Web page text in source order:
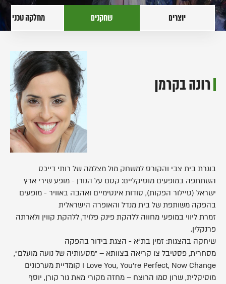
יוצרים שחקנים מחלקה טכנית
רונה בקרמן
בוגרת בית צבי והקורס למשחק מול מצלמה של רותי דייכס
השתתפה במופעים מוסיקליים: קסם על הגורן - מופע שירי ארץ
ישראל (טיילור הפקות), סודות אינטימיים ואהבה באוויר - מופעים
בהפקה משותפת של בית מנדל והאופרה הישראלית
זמרת ליווי במופעי מחווה ללהקת פינק פלויד, ללהקת קווין ולארתה
פרנקלין.
שיחקה בהצגות: זמין בת"א - הצגת בידור בהפקה
מסחרית, פסטיבל צו קריאה בצוותא – "מסעותיה של נועה מועלם",
I Love You, You're Perfect, Now Change קומדיית מערכונים
מוסיקלית, שרון סמו הרוצח – מחזה מקורי מאת גור קורן, יוסף